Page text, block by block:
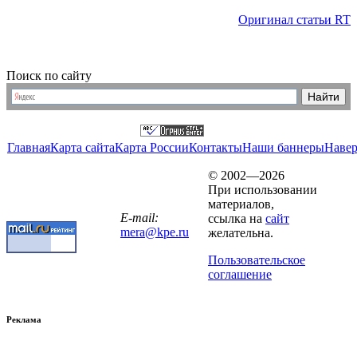
Оригинал статьи RT
Поиск по сайту
ГлавнаяКарта сайтаКарта РоссииКонтактыНаши баннеры
E-mail:
mera@kpe.ru
© 2002—2026
При использовании
материалов,
ссылка на сайт
желательна.
Пользовательское
соглашение
Реклама